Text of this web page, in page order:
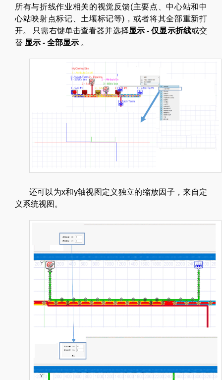
所有与折线作业相关的视觉反馈(主要点、中心站和中
心站映射点标记、土壤标记等)，或者将其全部重新打
开。 只需右键单击查看器并选择显示 -仅显示折线或交
替 显示 - 全部显示 。
还可以为x和y轴视图定义独立的缩放因子，来自定
义系统视图。